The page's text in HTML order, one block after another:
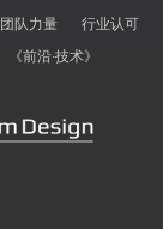
团队力量 行业认可
《前沿·技术》